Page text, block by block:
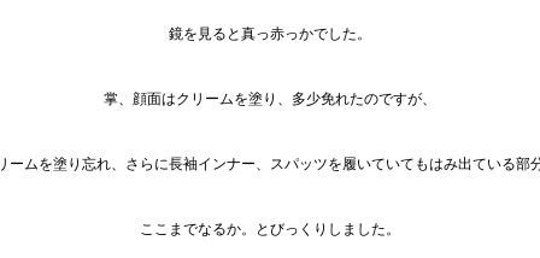
鏡を見ると真っ赤っかでした。
掌、顔面はクリームを塗り、多少免れたのですが、
ームを塗り忘れ、さらに長袖インナー、スパッツを履いていてもはみ出ている部
ここまでなるか。とびっくりしました。